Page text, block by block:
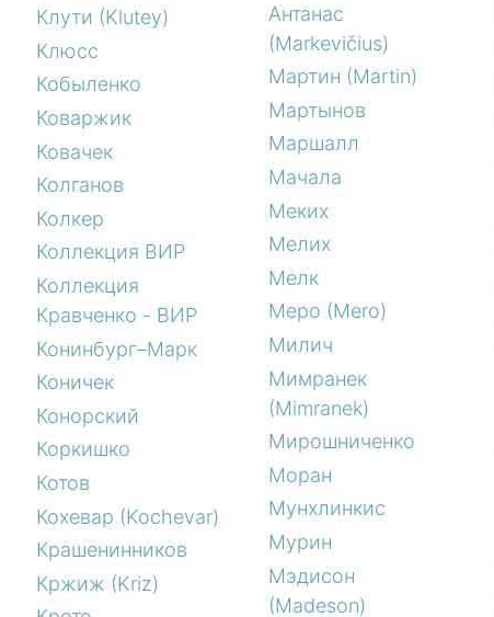
Клути (Klutey)
Клюсс
Кобыленко
Коваржик
Ковачек
Колганов
Колкер
Коллекция ВИР
Коллекция
Кравченко - ВИР
Конинбург–Марк
Коничек
Конорский
Коркишко
Котов
Кохевар (Kochevar)
Крашенинников
Кржиж (Kriz)
Антанас
(Markevičius)
Мартин (Martin)
Мартынов
Маршалл
Мачала
Меких
Мелих
Мелк
Меро (Mero)
Милич
Мимранек
(Mimranek)
Мирошниченко
Моран
Мунхлинкис
Мурин
Мэдисон
(Madeson)